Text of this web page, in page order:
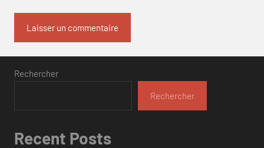
Rechercher
Rechercher
Recent Posts